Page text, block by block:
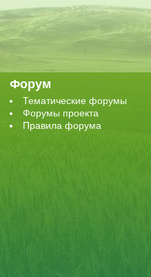
Форум
Тематические форумы
Форумы проекта
Правила форума